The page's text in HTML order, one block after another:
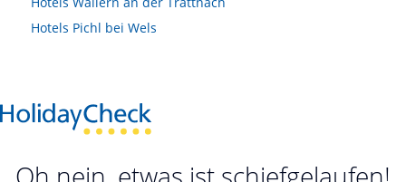
Hotels Pichl bei Wels